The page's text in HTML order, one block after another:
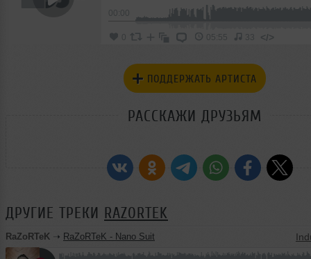
05:55 33 </>
ПОДДЕРЖАТЬ АРТИСТА
РАССКАЖИ ДРУЗЬЯМ
ДРУГИЕ ТРЕКИ RAZORTEK
RaZoRTeK ➝ RaZoRTeK - Nano Suit